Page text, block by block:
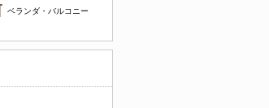
ベランダ・バルコニー